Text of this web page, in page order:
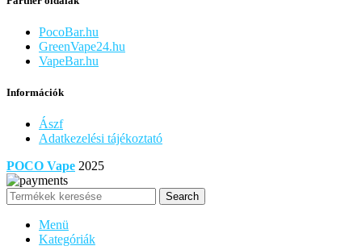
PocoBar.hu
GreenVape24.hu
VapeBar.hu
Információk
Ászf
Adatkezelési tájékoztató
POCO Vape 2025
Search
Menü
Kategóriák